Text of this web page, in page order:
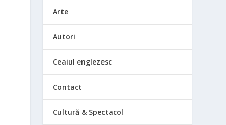
Arte
Autori
Ceaiul englezesc
Contact
Cultură & Spectacol